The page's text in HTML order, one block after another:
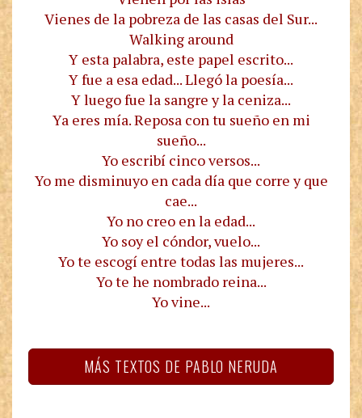
Vienes de la pobreza de las casas del Sur...
Walking around
Y esta palabra, este papel escrito...
Y fue a esa edad... Llegó la poesía...
Y luego fue la sangre y la ceniza...
Ya eres mía. Reposa con tu sueño en mi
sueño...
Yo escribí cinco versos...
Yo me disminuyo en cada día que corre y que
cae...
Yo no creo en la edad...
Yo soy el cóndor, vuelo...
Yo te escogí entre todas las mujeres...
Yo te he nombrado reina...
Yo vine...
MÁS TEXTOS DE PABLO NERUDA